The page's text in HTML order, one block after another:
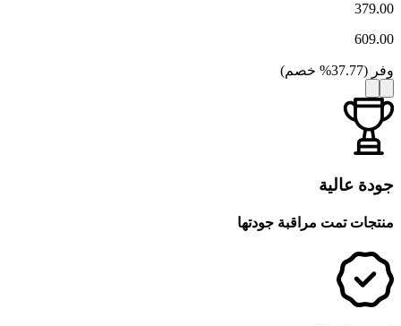
379.00
609.00
وفر (
37.77
% خصم)
جودة عالية
منتجات تمت مراقبة جودتها